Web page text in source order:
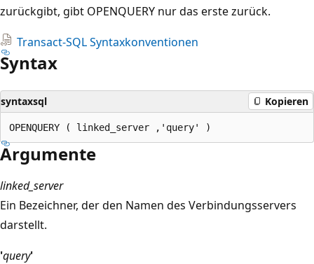
zurückgibt, gibt OPENQUERY nur das erste zurück.
Transact-SQL Syntaxkonventionen
Syntax
syntaxsql Kopieren
Argumente
linked_server
Ein Bezeichner, der den Namen des Verbindungsservers
darstellt.
'query'